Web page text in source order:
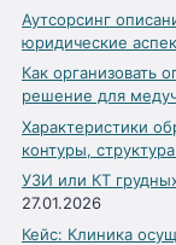
Аутсорсинг
юридические
Как организовать
решение для
Характеристики
контуры,
УЗИ или КТ
27.01.2026
Кейс: Клиника